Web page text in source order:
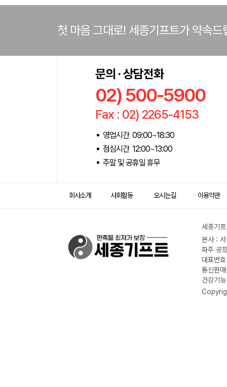
첫 마음 그대로! 세종기프트가 약속드
문의 · 상담전화
02) 500-5900
Fax : 02) 2265-4153
영업시간 09:00~18:30
점심시간 12:00~13:00
주말 및 공휴일 휴무
회사소개 사회활동 오시는길 이용약관
세종기
본사 :
파주 공
대표번
통신판
건강기